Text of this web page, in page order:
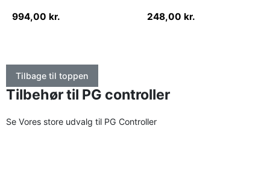
994,00 kr. 248,00 kr.
Tilbage til toppen
Tilbehør til PG controller
Se Vores store udvalg til PG Controller